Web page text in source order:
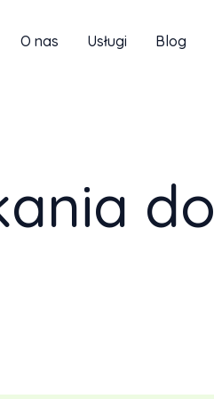
O nas Usługi Blog
do